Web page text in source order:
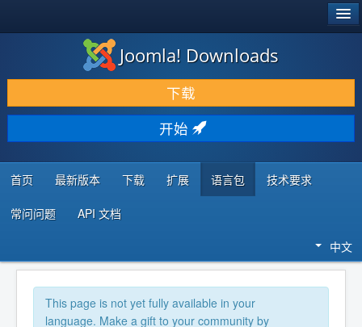
下载 & 扩展
发现 & 学习
社区 & 支持
开发者资源
Joomla! Downloads
下载
开始
首页 最新版本 下载 扩展 语言包 技术要求
常问问题 API 文档
中文
This page is not yet fully available in your
language. Make a gift to your community by